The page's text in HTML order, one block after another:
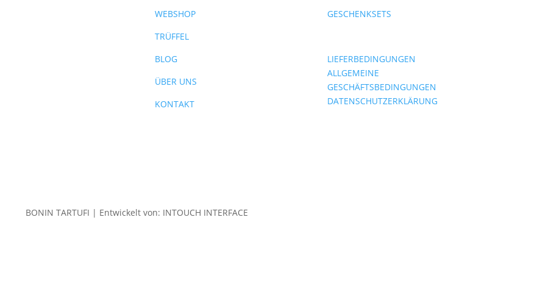
WEBSHOP
TRÜFFEL
BLOG
ÜBER UNS
KONTAKT
GESCHENKSETS
LIEFERBEDINGUNGEN
ALLGEMEINE
GESCHÄFTSBEDINGUNGEN
DATENSCHUTZERKLÄRUNG
BONIN TARTUFI | Entwickelt von: INTOUCH INTERFACE